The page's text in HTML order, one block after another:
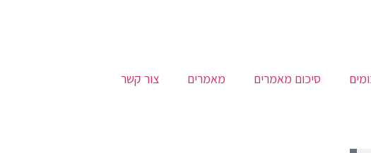
סיכום מאמרים מאמרים צור קשר